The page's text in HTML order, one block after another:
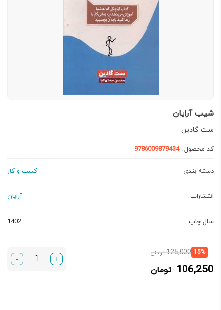
شیب آرایان
ست گادین
کد محصول :9786009879434
دسته بندی کسب و کار
انتشارات آرایان
سال چاپ 1402
15%
125,000 تومانقیمت
106,250 تومان
قیمت
106,250 تومان.
+
-